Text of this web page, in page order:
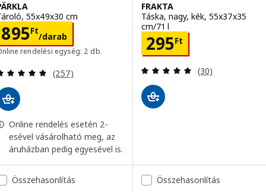
55x49x30 cm
895Ft
/darab
895Ft/darab
rendelési egység: 2 db.
Vélemény: 4.9 kívül 5 csillag. Összes vélemény:
(257)
Online rendelés esetén 2-
esével vásárolható meg, az
áruházban pedig egyesével is.
FRAKTA
Táska, nagy, kék, 55x37x35
cm/71 l
295Ft
Ár 295Ft
Vélemény: 4.9
(30)
Összehasonlítás Összehasonlítás